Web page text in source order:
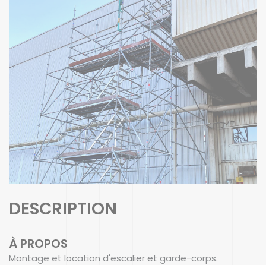
DESCRIPTION
À PROPOS
Montage et location d'escalier et garde-corps.